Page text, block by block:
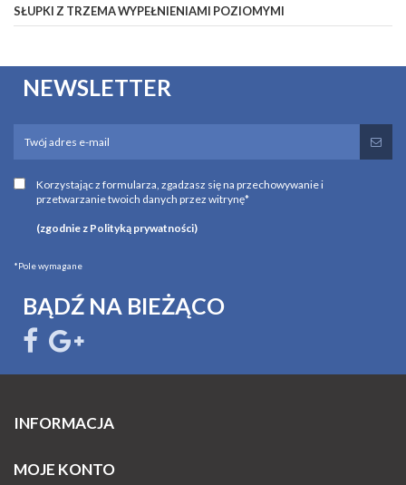
SŁUPKI Z TRZEMA WYPEŁNIENIAMI POZIOMYMI
NEWSLETTER
Korzystając z formularza, zgadzasz się na przechowywanie i
przetwarzanie twoich danych przez witrynę*
(zgodnie z Polityką prywatności)
*Pole wymagane
BĄDŹ NA BIEŻĄCO
INFORMACJA
MOJE KONTO